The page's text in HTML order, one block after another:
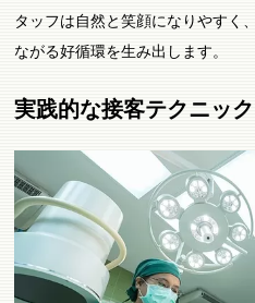
タッフは自然と笑顔になりやすく
ながる好循環を生み出します。
実践的な接客テクニッ